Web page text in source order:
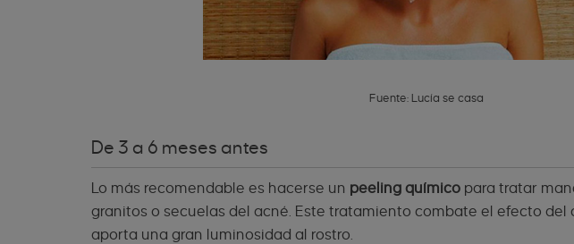
Fuente: Lucía se casa
De 3 a 6 meses antes
Lo más recomendable es hacerse un peeling químico para tratar
granitos o secuelas del acné. Este tratamiento combate el efecto del
aporta una gran luminosidad al rostro.